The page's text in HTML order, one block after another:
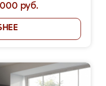
руб.